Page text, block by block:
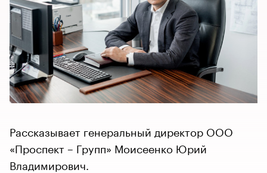
Рассказывает генеральный директор ООО
«Проспект – Групп» Моисеенко Юрий
Владимирович.